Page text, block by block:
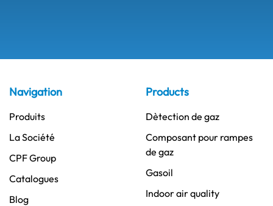
Navigation
Produits
La Société
CPF Group
Catalogues
Blog
Products
Dètection de gaz
Composant pour rampes
de gaz
Gasoil
Indoor air quality